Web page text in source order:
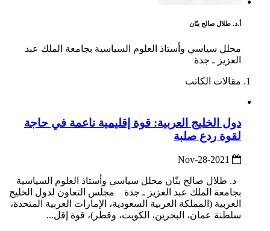
أ.د. طلال صالح بنّان
محلل سياسي وأستاذ العلوم السياسية بجامعة الملك عبد
العزيز ـ جدة
مقالات الكاتب
دول الخليج العربية: قوة إقليمية ناعمة في حاجة
لقوة ردع صلبة
د. طلال صالح بنّان محلل سياسي وأستاذ العلوم السياسية
بجامعة الملك عبد العزيز ـ جدة مجلس التعاون لدول الخليج
العربية (المملكة العربية السعودية، الإمارات العربية المتحدة،
سلطنة عمان، البحرين، الكويت، وقطر)، قوة إقل...